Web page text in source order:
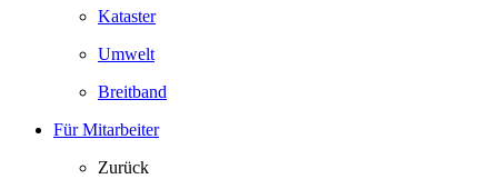
Kataster
Umwelt
Breitband
Für Mitarbeiter
Zurück